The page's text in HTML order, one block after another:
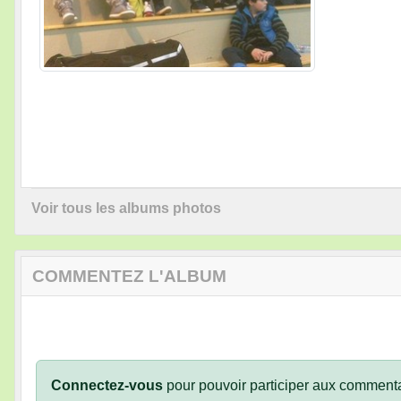
Voir tous les albums photos
COMMENTEZ L'ALBUM
Connectez-vous pour pouvoir participer aux